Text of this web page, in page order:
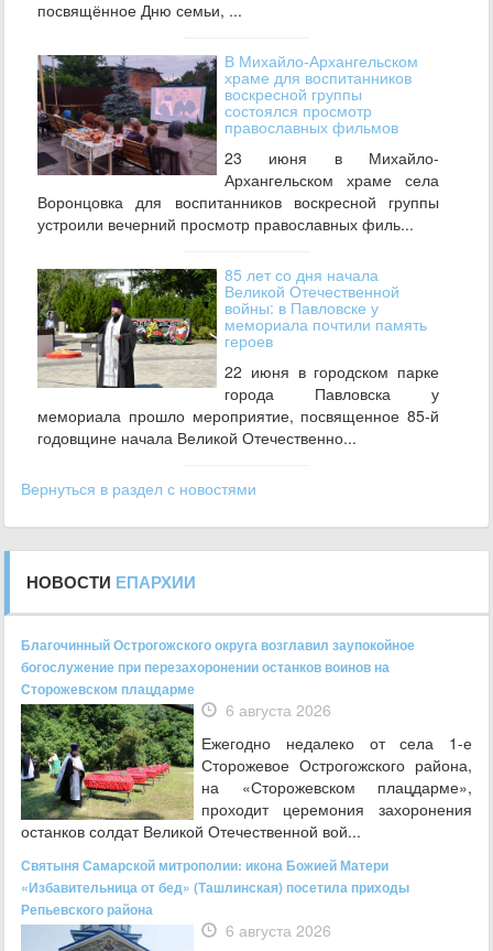
посвящённое Дню семьи, ...
В Михайло‑Архангельском
храме для воспитанников
воскресной группы
состоялся просмотр
православных фильмов
23 июня в Михайло-
Архангельском храме села
Воронцовка для воспитанников воскресной группы
устроили вечерний просмотр православных филь...
85 лет со дня начала
Великой Отечественной
войны: в Павловске у
мемориала почтили память
героев
22 июня в городском парке
города Павловска у
мемориала прошло мероприятие, посвященное 85‑й
годовщине начала Великой Отечественно...
Вернуться в раздел с новостями
НОВОСТИ ЕПАРХИИ
Благочинный Острогожского округа возглавил заупокойное
богослужение при перезахоронении останков воинов на
Сторожевском плацдарме
6 августа 2026
Ежегодно недалеко от села 1-е
Сторожевое Острогожского района,
на «Сторожевском плацдарме»,
проходит церемония захоронения
останков солдат Великой Отечественной вой...
Святыня Самарской митрополии: икона Божией Матери
«Избавительница от бед» (Ташлинская) посетила приходы
Репьевского района
6 августа 2026